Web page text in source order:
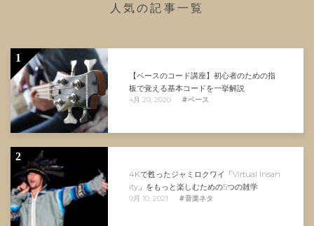
人気の記事一覧
1
【ベースのコード講座】初心者のための指
板で覚える基本コードを一挙解説
4月 29, 2020 #ベース
2
4Kで甦ったジャミロクワイ「Virtual Insan
ity」をもっと楽しむための5つの雑学
9月 10, 2021 #音楽ネタ